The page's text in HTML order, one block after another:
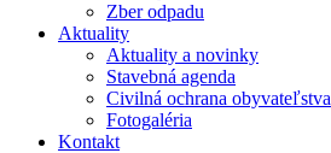
Zber odpadu
Aktuality
Aktuality a novinky
Stavebná agenda
Civilná ochrana obyvateľstva
Fotogaléria
Kontakt